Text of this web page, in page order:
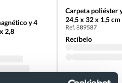
y 4
2,8
Carpeta poliéster
24,5 x 32 x 1,5 cm
Ref. 889587
Recíbelo